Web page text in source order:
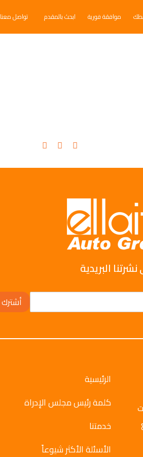
موافقة فورية ابحث بالمقدم تواصل معنا
البريدية
أشترك
الرئيسية
كلمة رئيس مجلس الإدراة
خدمتنا
الأسئلة الأكثر شيوعاً